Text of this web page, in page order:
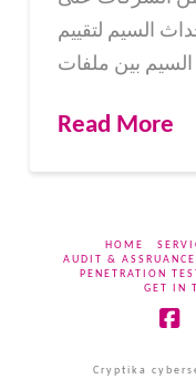
السيم لتقييم
Read More
HOME
AUDIT & ASSRUANCE
PENETRATION
GET IN
Cryptika